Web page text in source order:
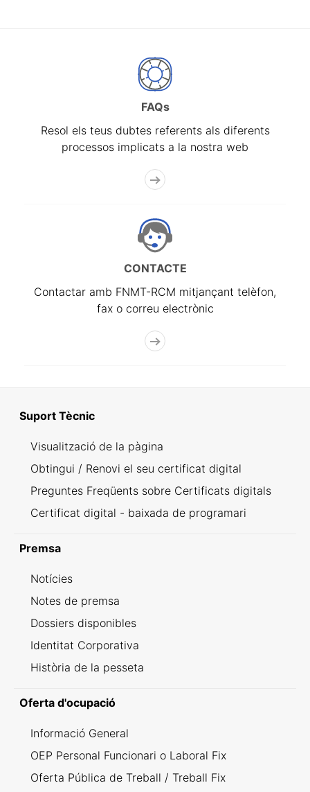
FAQs
Resol els teus dubtes referents als diferents
processos implicats a la nostra web
CONTACTE
Contactar amb FNMT-RCM mitjançant telèfon,
fax o correu electrònic
Suport Tècnic
Visualització de la pàgina
Obtingui / Renovi el seu certificat digital
Preguntes Freqüents sobre Certificats digitals
Certificat digital - baixada de programari
Premsa
Notícies
Notes de premsa
Dossiers disponibles
Identitat Corporativa
Història de la pesseta
Oferta d'ocupació
Informació General
OEP Personal Funcionari o Laboral Fix
Oferta Pública de Treball / Treball Fix